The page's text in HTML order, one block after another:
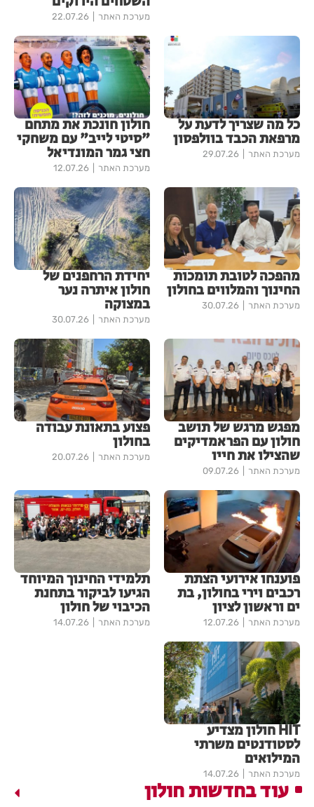
מערכת האתר 22.07.26
כל מה שצריך לדעת על
מרפאת הכבד בוולפסון
מערכת האתר 29.07.26
חולון חונכת את מתחם
"סיטי לייב" עם משחקי
חצי גמר המונדיאל
מערכת האתר 12.07.26
מהפכה לטובת תומכות
החינוך והמלווים בחולון
מערכת האתר 30.07.26
יחידת הרחפנים של
חולון איתרה נער
במצוקה
מערכת האתר 30.07.26
מפגש מרגש של תושב
חולון עם הפראמדיקים
שהצילו את חייו
מערכת האתר 09.07.26
פצוע בתאונת עבודה
בחולון
מערכת האתר 20.07.26
פוענחו אירועי הצתת
רכבים וירי בחולון, בת
ים וראשון לציון
מערכת האתר 12.07.26
תלמידי החינוך המיוחד
הגיעו לביקור בתחנת
הכיבוי של חולון
מערכת האתר 14.07.26
HIT חולון מצדיע
לסטודנטים משרתי
המילואים
מערכת האתר 14.07.26
עוד בחדשות חולון